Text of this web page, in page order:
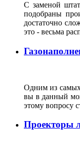
С заменой
подобраны
достаточно
это - весьма
Одним из самых
вы в данный
этому вопросу
Проекторы